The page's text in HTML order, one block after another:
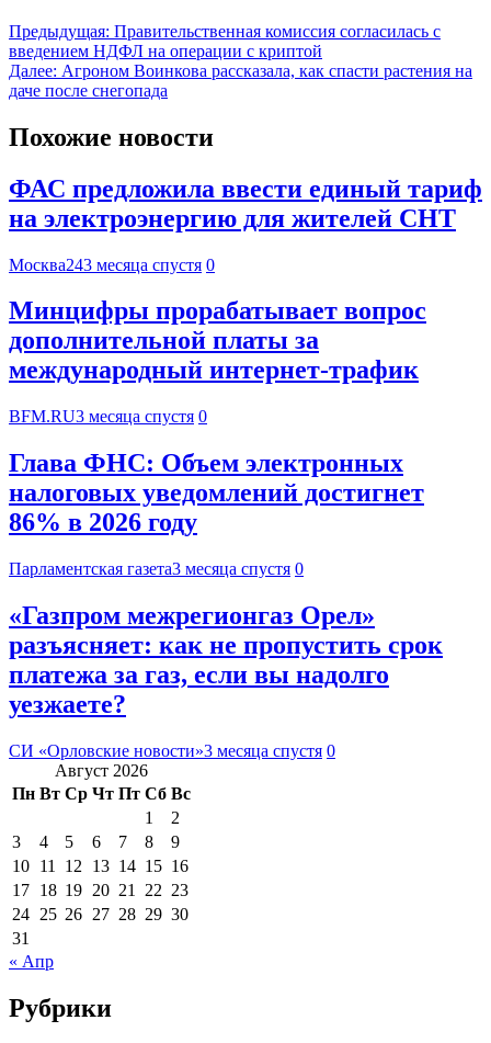
Предыдущая: Правительственная комиссия согласилась с
введением НДФЛ на операции с криптой
Далее: Агроном Воинкова рассказала, как спасти растения на
даче после снегопада
Похожие новости
ФАС предложила ввести единый тариф
на электроэнергию для жителей СНТ
Москва243 месяца спустя 0
Минцифры прорабатывает вопрос
дополнительной платы за
международный интернет-трафик
BFM.RU3 месяца спустя 0
Глава ФНС: Объем электронных
налоговых уведомлений достигнет
86% в 2026 году
Парламентская газета3 месяца спустя 0
«Газпром межрегионгаз Орел»
разъясняет: как не пропустить срок
платежа за газ, если вы надолго
уезжаете?
СИ «Орловские новости»3 месяца спустя 0
Август 2026
Пн Вт Ср Чт Пт Сб Вс
1
2
3
4 5 6 7 8
9
10 11 12 13 14 15 16
17 18 19 20 21 22 23
24 25 26 27 28 29 30
31
« Апр
Рубрики